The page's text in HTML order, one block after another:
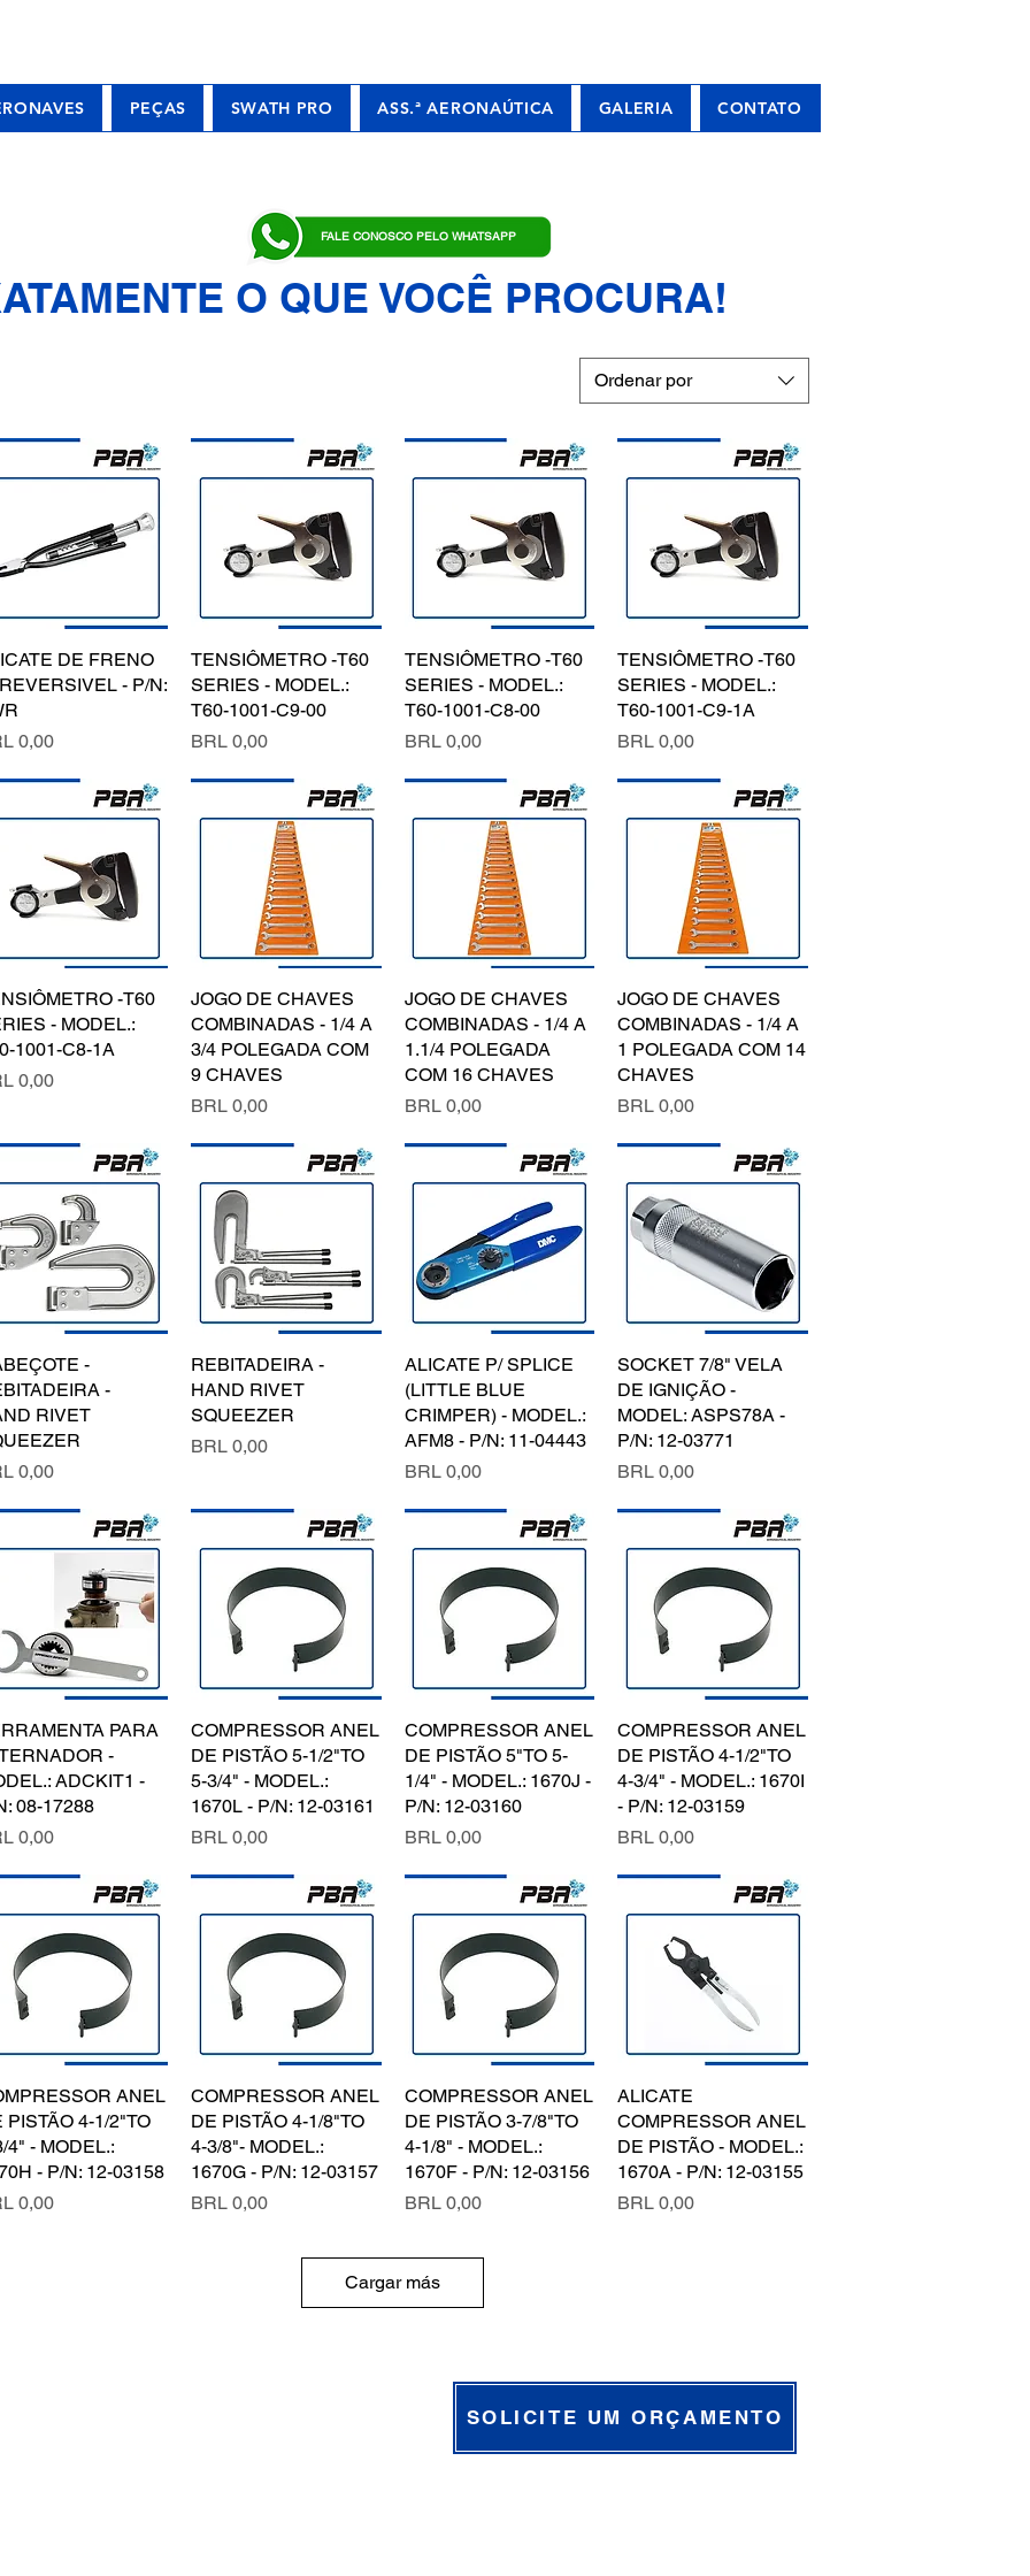
PEÇAS SWATH PRO ASS.ª AERONAÚTICA GALERIA CONTATO
FALE CONOSCO PELO WHATSAPP
O QUE VOCÊ PROCURA!
Ordenar por
Vista rápida
DE FRENO
- P/N:
0,00
Vista rápida
TENSIÔMETRO -T60
SERIES - MODEL.:
T60-1001-C9-00
Precio
BRL 0,00
Vista rápida
TENSIÔMETRO -T60
SERIES - MODEL.:
T60-1001-C8-00
Precio
BRL 0,00
Vista rápida
TENSIÔMETRO -T60
SERIES - MODEL.:
T60-1001-C9-1A
Precio
BRL 0,00
Vista rápida -T60
- MODEL.:
1001-C8-1A
0,00
Vista rápida
JOGO DE CHAVES
COMBINADAS - 1/4 A
3/4 POLEGADA COM
9 CHAVES
Precio
BRL 0,00
Vista rápida
JOGO DE CHAVES
COMBINADAS - 1/4 A
1.1/4 POLEGADA
COM 16 CHAVES
Precio
BRL 0,00
Vista rápida
JOGO DE CHAVES
COMBINADAS - 1/4 A
1 POLEGADA COM 14
CHAVES
Precio
BRL 0,00
Vista rápida
-
-
RIVET
0,00
Vista rápida
REBITADEIRA -
HAND RIVET
SQUEEZER
Precio
BRL 0,00
Vista rápida
ALICATE P/ SPLICE
(LITTLE BLUE
CRIMPER) - MODEL.:
AFM8 - P/N: 11-04443
Precio
BRL 0,00
Vista rápida
SOCKET 7/8" VELA
DE IGNIÇÃO -
MODEL: ASPS78A -
P/N: 12-03771
Precio
BRL 0,00
Vista rápidaPARA
-
ADCKIT1 -
08-17288
0,00
Vista rápida
COMPRESSOR ANEL
DE PISTÃO 5-1/2"TO
5-3/4" - MODEL.:
1670L - P/N: 12-03161
Precio
BRL 0,00
Vista rápida
COMPRESSOR ANEL
DE PISTÃO 5"TO 5-
1/4" - MODEL.: 1670J -
P/N: 12-03160
Precio
BRL 0,00
Vista rápida
COMPRESSOR ANEL
DE PISTÃO 4-1/2"TO
4-3/4" - MODEL.: 1670I
- P/N: 12-03159
Precio
BRL 0,00
Vista rápida ANEL
PISTÃO 4-1/2"TO
4" - MODEL.:
- P/N: 12-03158
0,00
Vista rápida
COMPRESSOR ANEL
DE PISTÃO 4-1/8"TO
4-3/8"- MODEL.:
1670G - P/N: 12-03157
Precio
BRL 0,00
Vista rápida
COMPRESSOR ANEL
DE PISTÃO 3-7/8"TO
4-1/8" - MODEL.:
1670F - P/N: 12-03156
Precio
BRL 0,00
Vista rápida
ALICATE
COMPRESSOR ANEL
DE PISTÃO - MODEL.:
1670A - P/N: 12-03155
Precio
BRL 0,00
Cargar más
SOLICITE UM ORÇAMENTO